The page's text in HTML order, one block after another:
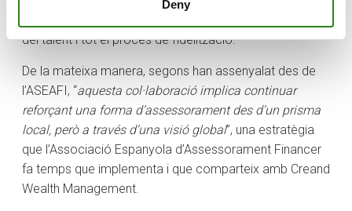
Deny
del talent i tot el procés de fidelització.
De la mateixa manera, segons han assenyalat des de
l’ASEAFI, “aquesta col·laboració implica continuar
reforçant una forma d’assessorament des d’un prisma
local, però a través d’una visió global”, una estratègia
que l’Associació Espanyola d’Assessorament Financer
fa temps que implementa i que comparteix amb Creand
Wealth Management.